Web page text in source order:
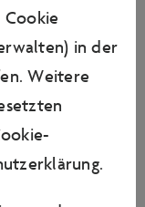
in der
Weitere
.